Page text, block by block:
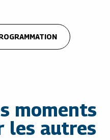
moments
les autres